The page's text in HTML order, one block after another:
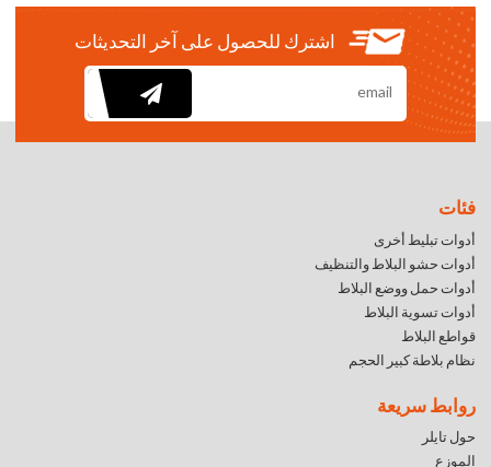
اشترك للحصول على آخر التحديثات
فئات
أدوات تبليط أخرى
أدوات حشو البلاط والتنظيف
أدوات حمل ووضع البلاط
أدوات تسوية البلاط
قواطع البلاط
نظام بلاطة كبير الحجم
روابط سريعة
حول تايلر
الموزع